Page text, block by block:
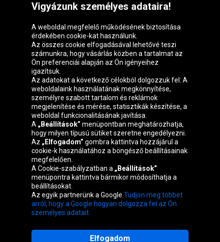
Oponeo csoport
Belgique
Česká
republika
Deutschland
España
Österreich Polska
Slovenská
republika
United
Kingdom
Vigyázunk személyes adataira!
A weboldal megfelelő működésének biztosítása
érdekében cookie-kat használunk.
Az összes cookie elfogadásával lehetővé teszi
számunkra, hogy vásárlás közben a tartalmat az
Ön preferenciái alapján az Ön igényeihez
igazítsuk.
Az adatokat a következő célokból dolgozzuk fel: A
weboldalaink használatának megkönnyítése,
személyre szabott tartalom és reklámok
megjelenítése és mérése, statisztikák készítése, a
weboldal funkcionalitásának javítása.
A „Beállítások” menüpontban meghatározhatja,
hogy milyen típusú sütiket szeretne engedélyezni.
Az „Elfogadom” gombra kattintva hozzájárul a
cookie-k használatához a böngésző beállításainak
megfelelően.
A Cookie-szabályzatban a „Beállítások”
menüpontra kattintva bármikor módosíthatja a
beállításokat.
Az egyik partnerünk a Google. Tudjon meg többet
arról, hogy a Google hogyan dolgozza fel az Ön
személyes adatait.
Elfogadom